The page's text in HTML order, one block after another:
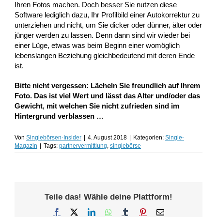
Ihren Fotos machen. Doch besser Sie nutzen diese
Software lediglich dazu, Ihr Profilbild einer Autokorrektur zu
unterziehen und nicht, um Sie dicker oder dünner, älter oder
jünger werden zu lassen. Denn dann sind wir wieder bei
einer Lüge, etwas was beim Beginn einer womöglich
lebenslangen Beziehung gleichbedeutend mit deren Ende
ist.
Bitte nicht vergessen: Lächeln Sie freundlich auf Ihrem
Foto. Das ist viel Wert und lässt das Alter und/oder das
Gewicht, mit welchen Sie nicht zufrieden sind im
Hintergrund verblassen …
Von Singlebörsen-Insider | 4. August 2018 | Kategorien: Single-
Magazin | Tags: partnervermittlung singlebörse
Teile das! Wähle deine Plattform!
Facebook LinkedInWhatsApp
Tumblr Pinterest
E-